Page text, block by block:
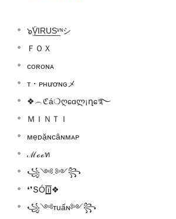
๖ۣۜV͟I͟R͟U͟S͟ᵛᶰシ
ＦＯＸ
coʀoɴᴀ
т・ᴘнươɴԍメ
❖︵ℭá❍ღɕɑლ¡ղɕ࿐
ＭＩＮＴＩ
мẹᴅặɴcâɴмᴀᴘ
ℳℴℴท
꧁༺.༻꧂
❛❜ՏÓ[̲̅i̲̅]❖
꧁༺тuấɴ༻꧂